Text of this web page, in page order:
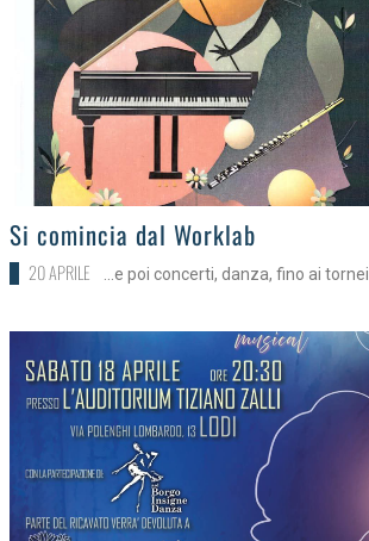
>
Si comincia dal Worklab
20 APRILE ...e poi concerti, danza, fino ai tornei